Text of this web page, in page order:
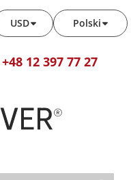
Polski
USD
+48 12 397 77 27